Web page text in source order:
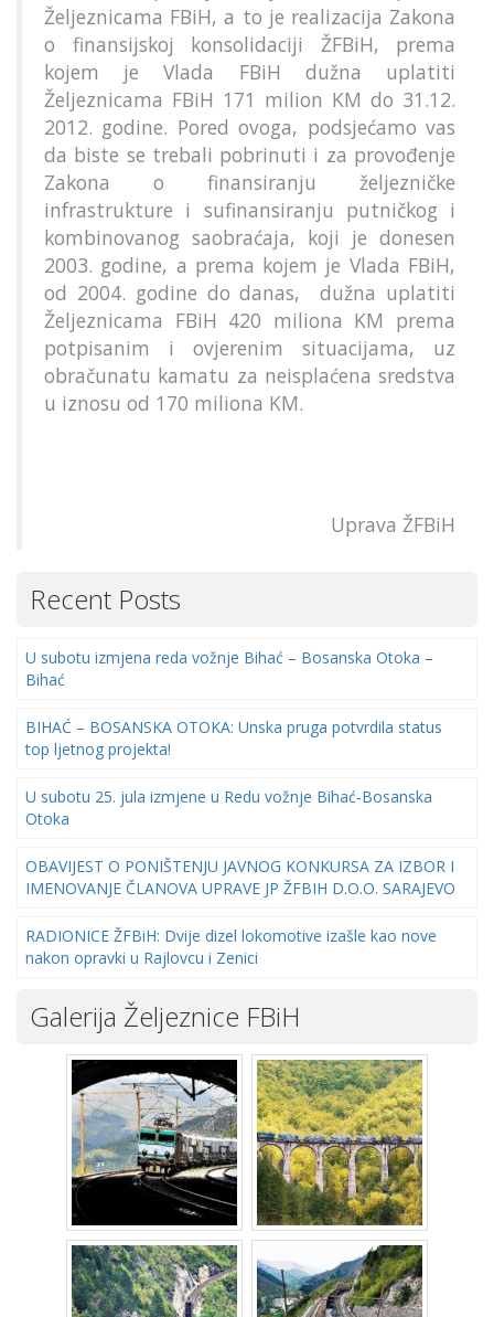
Željeznicama FBiH, a to je realizacija Zakona
o finansijskoj konsolidaciji ŽFBiH, prema
kojem je Vlada FBiH dužna uplatiti
Željeznicama FBiH 171 milion KM do 31.12.
2012. godine. Pored ovoga, podsjećamo vas
da biste se trebali pobrinuti i za provođenje
Zakona o finansiranju željezničke
infrastrukture i sufinansiranju putničkog i
kombinovanog saobraćaja, koji je donesen
2003. godine, a prema kojem je Vlada FBiH,
od 2004. godine do danas, dužna uplatiti
Željeznicama FBiH 420 miliona KM prema
potpisanim i ovjerenim situacijama, uz
obračunatu kamatu za neisplaćena sredstva
u iznosu od 170 miliona KM.
Uprava ŽFBiH
Recent Posts
U subotu izmjena reda vožnje Bihać – Bosanska Otoka –
Bihać
BIHAĆ – BOSANSKA OTOKA: Unska pruga potvrdila status
top ljetnog projekta!
U subotu 25. jula izmjene u Redu vožnje Bihać-Bosanska
Otoka
OBAVIJEST O PONIŠTENJU JAVNOG KONKURSA ZA IZBOR I
IMENOVANJE ČLANOVA UPRAVE JP ŽFBIH D.O.O. SARAJEVO
RADIONICE ŽFBiH: Dvije dizel lokomotive izašle kao nove
nakon opravki u Rajlovcu i Zenici
Galerija Željeznice FBiH